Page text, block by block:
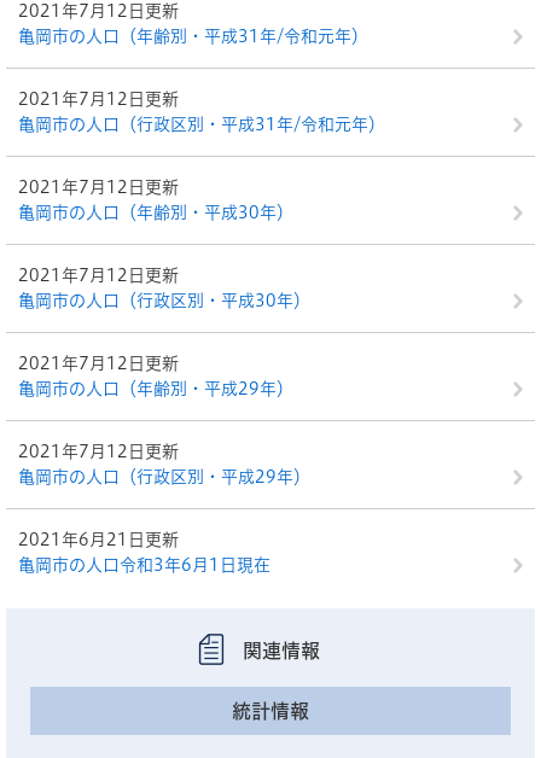
2021年7月12日更新
亀岡市の人口（年齢別・平成31年/令和元年）
2021年7月12日更新
亀岡市の人口（行政区別・平成31年/令和元年）
2021年7月12日更新
亀岡市の人口（年齢別・平成30年）
2021年7月12日更新
亀岡市の人口（行政区別・平成30年）
2021年7月12日更新
亀岡市の人口（年齢別・平成29年）
2021年7月12日更新
亀岡市の人口（行政区別・平成29年）
2021年6月21日更新
亀岡市の人口令和3年6月1日現在
関連情報
統計情報